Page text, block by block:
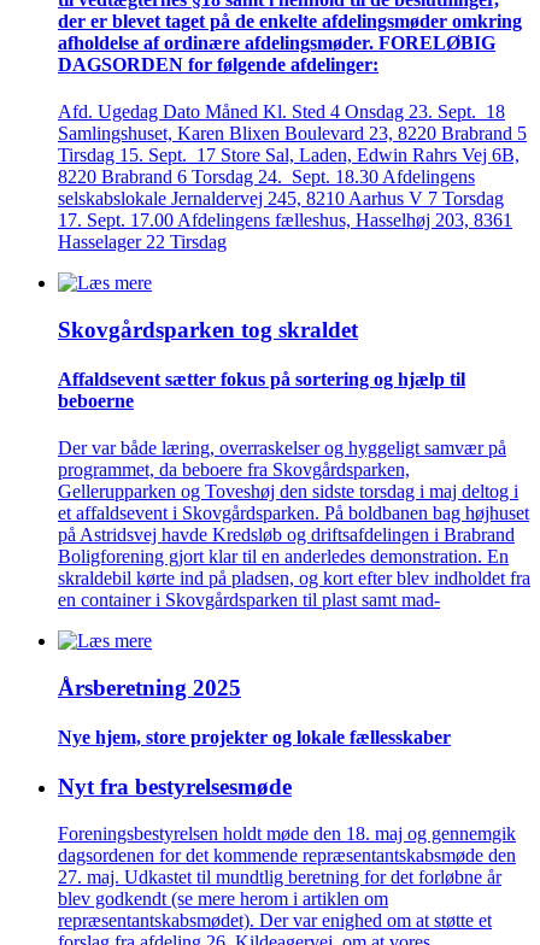
der er blevet taget på de enkelte afdelings­møder omkring
afholdelse af ordinære afdelings­møder. FORELØBIG
DAGSORDEN for følgende afdelinger:
Afd. Ugedag Dato Måned Kl. Sted 4 Onsdag 23. Sept. 18
Samlingshuset, Karen Blixen Boulevard 23, 8220 Brabrand 5
Tirsdag 15. Sept. 17 Store Sal, Laden, Edwin Rahrs Vej 6B,
8220 Brabrand 6 Torsdag 24. Sept. 18.30 Afdelingens
selskabslokale Jernaldervej 245, 8210 Aarhus V 7 Torsdag
17. Sept. 17.00 Afdelingens fælleshus, Hasselhøj 203, 8361
Hasselager 22 Tirsdag
Skovgårds­parken tog skraldet
Affaldsevent sætter fokus på sortering og hjælp til
beboerne
Der var både læring, overraskelser og hyggeligt samvær på
programmet, da beboere fra Skovgårdsparken,
Gellerupparken og Toveshøj den sidste torsdag i maj deltog i
et affaldsevent i Skovgårdsparken. På boldbanen bag højhuset
på Astridsvej havde Kredsløb og driftsafdelingen i Brabrand
Boligforening gjort klar til en anderledes demonstration. En
skraldebil kørte ind på pladsen, og kort efter blev indholdet fra
en container i Skovgårdsparken til plast samt mad-
Årsberetning 2025
Nye hjem, store projekter og lokale fælles­skaber
Nyt fra bestyrelsesmøde
Foreningsbestyrelsen holdt møde den 18. maj og gennemgik
dagsordenen for det kommende repræsentantskabsmøde den
27. maj. Udkastet til mundtlig beretning for det forløbne år
blev godkendt (se mere herom i artiklen om
repræsentantskabsmødet). Der var enighed om at støtte et